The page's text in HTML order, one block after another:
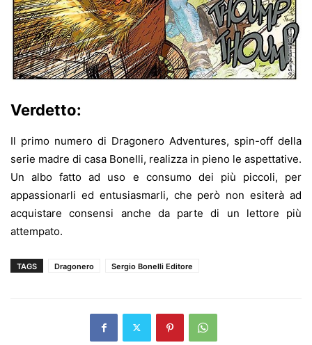
Verdetto:
Il primo numero di Dragonero Adventures, spin-off della
serie madre di casa Bonelli, realizza in pieno le aspettative.
Un albo fatto ad uso e consumo dei più piccoli, per
appassionarli ed entusiasmarli, che però non esiterà ad
acquistare consensi anche da parte di un lettore più
attempato.
TAGS Dragonero Sergio Bonelli Editore